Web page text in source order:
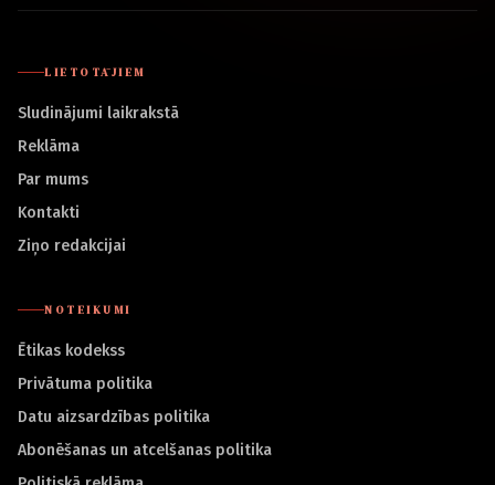
LIETOTĀJIEM
Sludinājumi laikrakstā
Reklāma
Par mums
Kontakti
Ziņo redakcijai
NOTEIKUMI
Ētikas kodekss
Privātuma politika
Datu aizsardzības politika
Abonēšanas un atcelšanas politika